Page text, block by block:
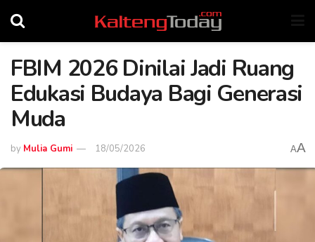
FBIM 2026 Dinilai Jadi Ruang
Edukasi Budaya Bagi Generasi
Muda
by Mulia Gumi 18/05/2026 AA